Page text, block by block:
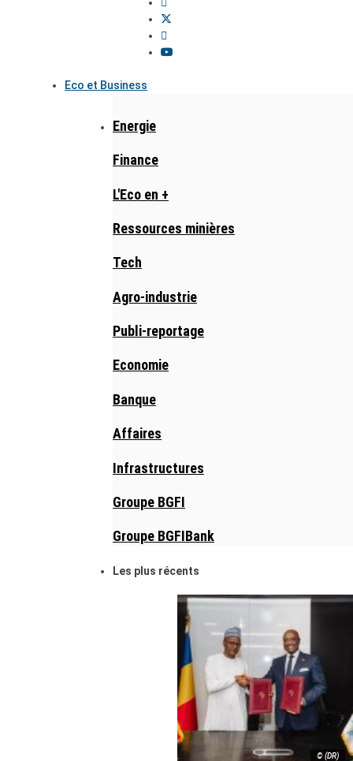
Eco et Business
Energie
Finance
L'Eco en +
Ressources minières
Tech
Agro-industrie
Publi-reportage
Economie
Banque
Affaires
Infrastructures
Groupe BGFI
Groupe BGFIBank
Les plus récents
© (DR)